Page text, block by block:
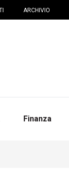
ARCHIVIO
Finanza